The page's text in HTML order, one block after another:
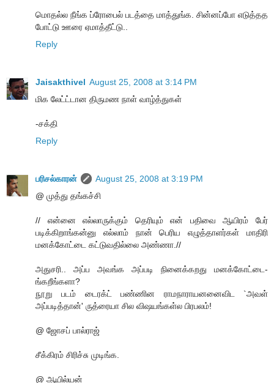
மொதல்ல நீங்க ப்ரோபைல் படத்தை மாத்துங்க. சின்னப்போ எடுத்தத
போட்டு ஊரை ஏமாத்தீட்டு..
Reply
Jaisakthivel August 25, 2008 at 3:14 PM
மிக லேட்ட்டான திருமண நாள் வாழ்த்துகள்
-சக்தி
Reply
பரிசல்காரன்
August 25, 2008 at 3:19 PM
@ முத்து தங்கச்சி
// என்னை எல்லாருக்கும் தெரியும் என் பதிவை ஆயிரம் பேர்
படிக்கிறாங்கன்னு எல்லாம் நான் பெரிய எழுத்தாளர்கள் மாதிரி
மனக்கோட்டை கட்டுவதில்லை அண்ணா.//
அதுசரி.. அப்ப அவங்க அப்படி நினைக்கறது மனக்கோட்டை-
ங்கறீங்களா?
நூறு படம் டைரக்ட் பண்ணின ராமநாராயனனைவிட `அவள்
அப்படித்தான்' ருத்ரையா சில விஷயங்கள்ல பிரபலம்!
@ ஜோசப் பால்ராஜ்
சீக்கிரம் சிரிச்சு முடிங்க.
@ ஆயில்யன்